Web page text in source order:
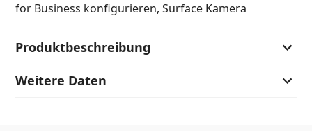
for Business konfigurieren,Surface Kamera
Produktbeschreibung
Weitere Daten